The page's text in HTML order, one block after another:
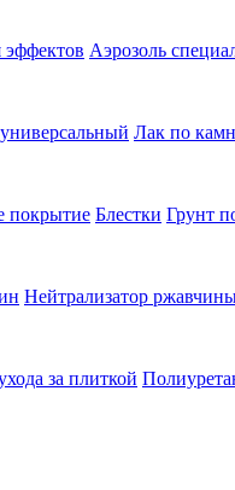
эффектов Аэрозоль
Лак по
Блестки Грунт
Нейтрализатор
за плиткой